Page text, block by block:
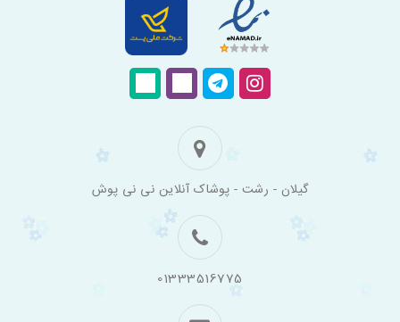
گیلان - رشت - پوشاک آنلاین نی نی پوش
01333516775